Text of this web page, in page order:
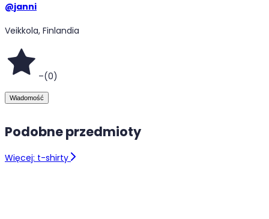
Podobne przedmioty
Więcej: t-shirty
@janni
Veikkola, Finlandia
–(0)
Wiadomość